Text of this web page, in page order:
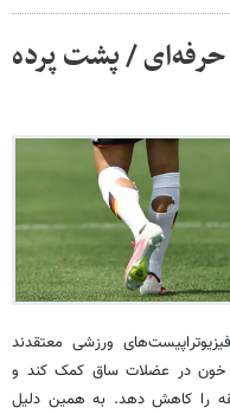
حرفه‌ای / پشت پرده
ورزشی معتقدند
خون در عضلات ساق کمک کند و
را کاهش دهد. به همین دلیل